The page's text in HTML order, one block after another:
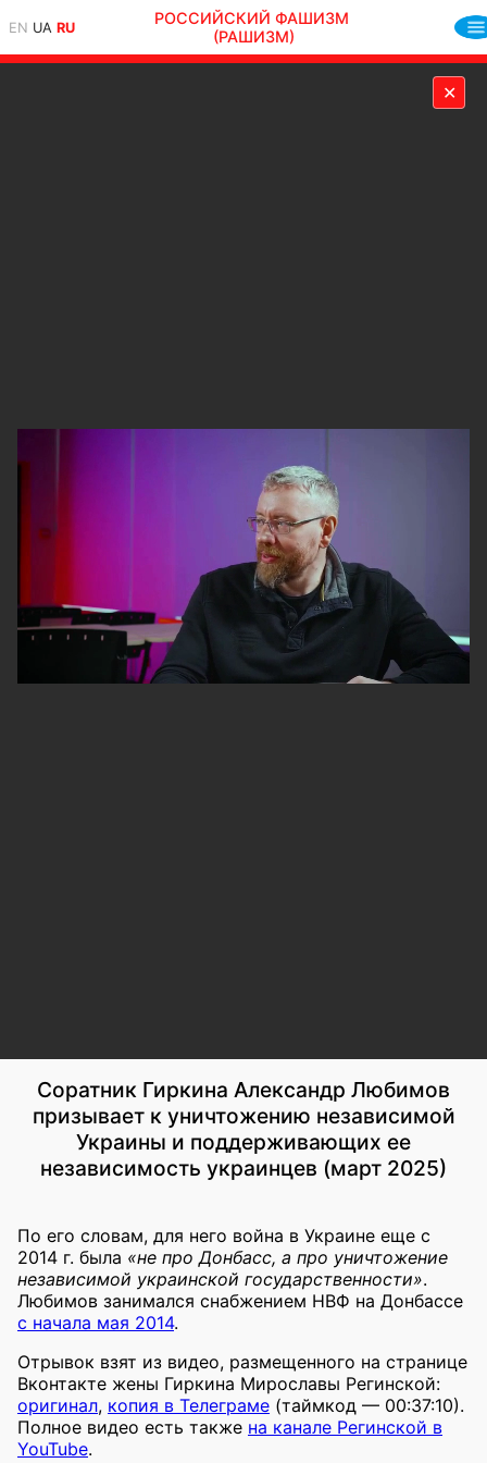
EN UA RU
РОССИЙСКИЙ ФАШИЗМ
(РАШИЗМ)
✕
Соратник Гиркина Александр Любимов
призывает к уничтожению независимой
Украины и поддерживающих ее
независимость украинцев (март 2025)
По его словам, для него война в Украине еще с
2014 г. была «не про Донбасс, а про уничтожение
независимой украинской государственности».
Любимов занимался снабжением НВФ на Донбассе
с начала мая 2014.
Отрывок взят из видео, размещенного на странице
Вконтакте жены Гиркина Мирославы Регинской:
оригинал, копия в Телеграме (таймкод — 00:37:10).
Полное видео есть также на канале Регинской в
YouTube.